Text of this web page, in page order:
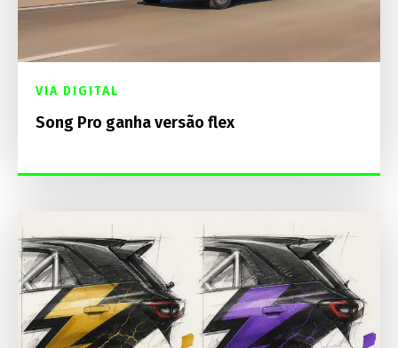
VIA DIGITAL
Song Pro ganha versão flex